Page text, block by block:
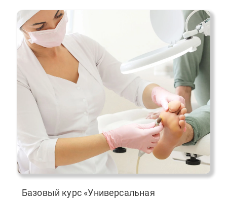
Базовый курс «Универсальная